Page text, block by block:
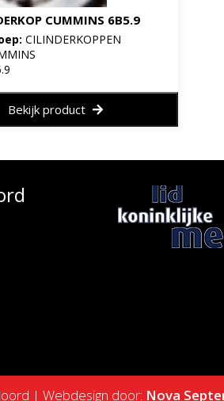
CUMMINS 6B5.9
CILINDERKOPPEN
Bekijk product
| Webdesign door: Nova